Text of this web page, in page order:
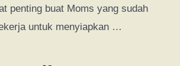
penting buat Moms yang sudah
untuk menyiapkan …